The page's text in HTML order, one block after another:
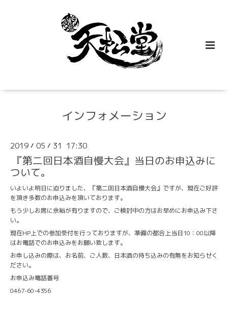
インフォメーション
2019 / 05 / 31 17:30
『第二回日本酒自慢大会』当日のお申込みに
ついて。
いよいよ明日に迫りました、『第二回日本酒自慢大会』ですが、現在ご好評
を頂き多数のお申込みを頂いております。
もう少しお席に余裕が有りますので、ご検討中の方はお早めにお申込み下さ
い。
現在HP上での参加受付を行っておりますが、準備の都合上当日10：00以降
はお電話でのお申込みをお願い致します。
お申し込みの際は、お名前、ご人数、日本酒の持ち込みの有無をお知らせく
ださい。
お申込み電話番号
0467-60-4356